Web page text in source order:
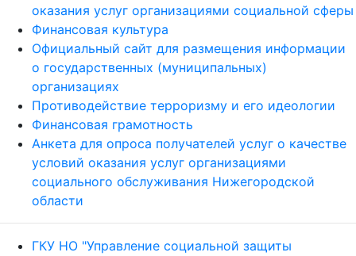
оказания услуг организациями социальной сферы
Финансовая культура
Официальный сайт для размещения информации
о государственных (муниципальных)
организациях
Противодействие терроризму и его идеологии
Финансовая грамотность
Анкета для опроса получателей услуг о качестве
условий оказания услуг организациями
социального обслуживания Нижегородской
области
ГКУ НО "Управление социальной защиты